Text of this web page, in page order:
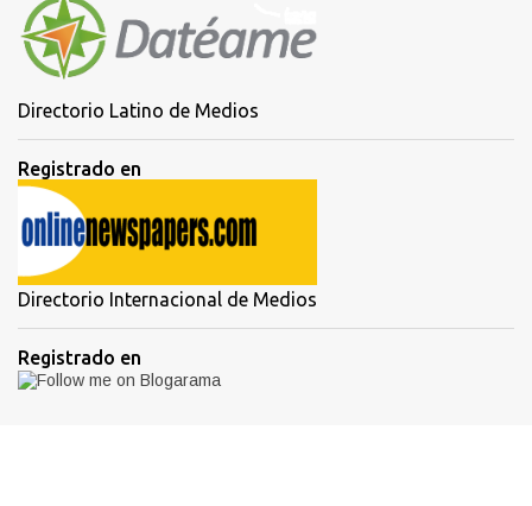
Directorio Latino de Medios
Registrado en
Directorio Internacional de Medios
Registrado en